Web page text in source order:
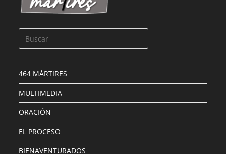
464 MÁRTIRES
MULTIMEDIA
ORACIÓN
EL PROCESO
BIENAVENTURADOS